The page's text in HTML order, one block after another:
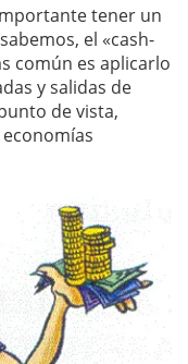
tener un
el «cash-
común es aplicarlo
y salidas de
de vista,